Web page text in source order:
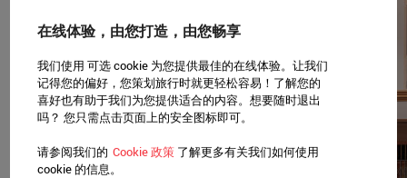
在线体验，由您打造，由您畅享
我们使用 可选 cookie 为您提供最佳的在线体验。让我们
记得您的偏好，您策划旅行时就更轻松容易！了解您的
喜好也有助于我们为您提供适合的内容。想要随时退出
吗？ 您只需点击页面上的安全图标即可。
请参阅我们的 Cookie 政策 了解更多有关我们如何使用
cookie 的信息。